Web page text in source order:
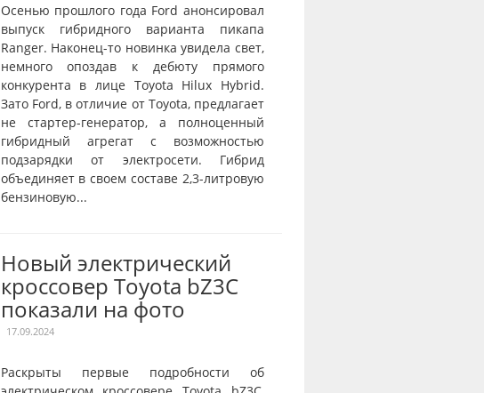
Осенью прошлого года Ford анонсировал
выпуск гибридного варианта пикапа
Ranger. Наконец-то новинка увидела свет,
немного опоздав к дебюту прямого
конкурента в лице Toyota Hilux Hybrid.
Зато Ford, в отличие от Toyota, предлагает
не стартер-генератор, а полноценный
гибридный агрегат с возможностью
подзарядки от электросети. Гибрид
объединяет в своем составе 2,3-литровую
бензиновую...
Новый электрический
кроссовер Toyota bZ3C
показали на фото
17.09.2024
Раскрыты первые подробности об